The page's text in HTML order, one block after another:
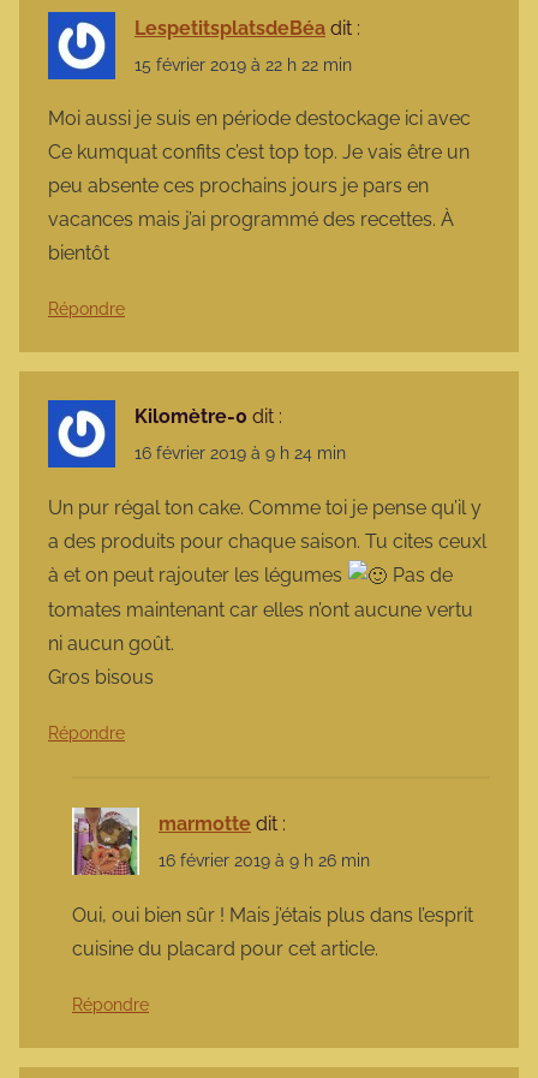
LespetitsplatsdeBéa dit :
15 février 2019 à 22 h 22 min
Moi aussi je suis en période destockage ici avec
Ce kumquat confits c’est top top. Je vais être un
peu absente ces prochains jours je pars en
vacances mais j’ai programmé des recettes. À
bientôt
Répondre
Kilomètre-0 dit :
16 février 2019 à 9 h 24 min
Un pur régal ton cake. Comme toi je pense qu’il y
a des produits pour chaque saison. Tu cites ceuxl
à et on peut rajouter les légumes
Pas de
tomates maintenant car elles n’ont aucune vertu
ni aucun goût.
Gros bisous
Répondre
marmotte dit :
16 février 2019 à 9 h 26 min
Oui, oui bien sûr ! Mais j’étais plus dans l’esprit
cuisine du placard pour cet article.
Répondre